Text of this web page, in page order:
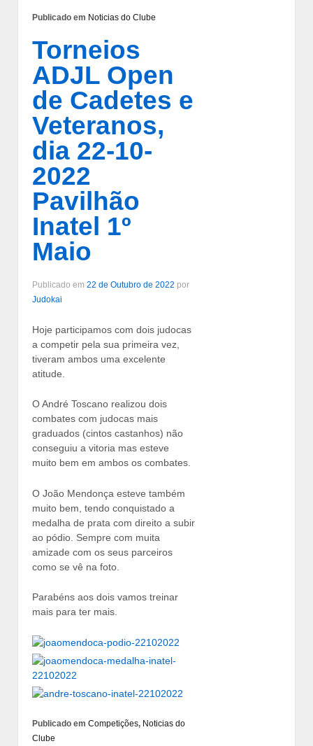
Publicado em Noticias do Clube
Torneios
ADJL Open
de Cadetes e
Veteranos,
dia 22-10-
2022
Pavilhão
Inatel 1º
Maio
Publicado em 22 de Outubro de 2022 por
Judokai
Hoje participamos com dois judocas
a competir pela sua primeira vez,
tiveram ambos uma excelente
atitude.
O André Toscano realizou dois
combates com judocas mais
graduados (cintos castanhos) não
conseguiu a vitoria mas esteve
muito bem em ambos os combates.
O João Mendonça esteve também
muito bem, tendo conquistado a
medalha de prata com direito a subir
ao pódio. Sempre com muita
amizade com os seus parceiros
como se vê na foto.
Parabéns aos dois vamos treinar
mais para ter mais.
Publicado em Competições, Noticias do
Clube